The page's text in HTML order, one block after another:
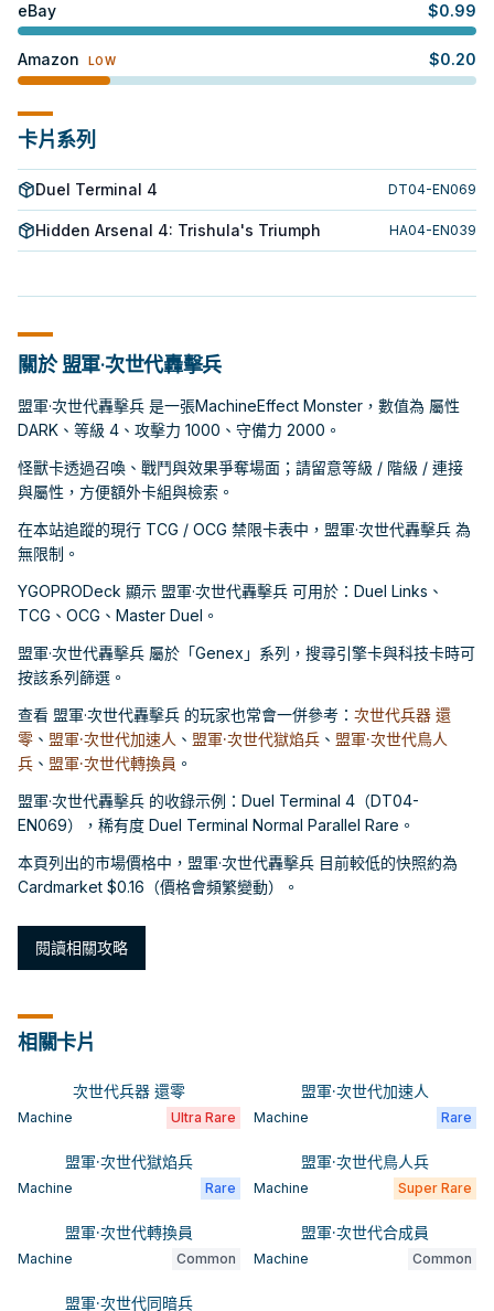
eBay $0.99
Amazon LOW $0.20
卡片系列
Duel Terminal 4 DT04-EN069
Hidden Arsenal 4: Trishula's Triumph HA04-EN039
關於 盟軍·次世代轟擊兵
盟軍·次世代轟擊兵 是一張MachineEffect Monster，數值為 屬性
DARK、等級 4、攻擊力 1000、守備力 2000。
怪獸卡透過召喚、戰鬥與效果爭奪場面；請留意等級 / 階級 / 連接
與屬性，方便額外卡組與檢索。
在本站追蹤的現行 TCG / OCG 禁限卡表中，盟軍·次世代轟擊兵 為
無限制。
YGOPRODeck 顯示 盟軍·次世代轟擊兵 可用於：Duel Links、
TCG、OCG、Master Duel。
盟軍·次世代轟擊兵 屬於「Genex」系列，搜尋引擎卡與科技卡時可
按該系列篩選。
查看 盟軍·次世代轟擊兵 的玩家也常會一併參考： 次世代兵器 還
零 、 盟軍·次世代加速人 、 盟軍·次世代獄焰兵 、 盟軍·次世代鳥人
兵 、 盟軍·次世代轉換員 。
盟軍·次世代轟擊兵 的收錄示例：Duel Terminal 4（DT04-
EN069），稀有度 Duel Terminal Normal Parallel Rare。
本頁列出的市場價格中，盟軍·次世代轟擊兵 目前較低的快照約為
Cardmarket $0.16（價格會頻繁變動）。
閱讀相關攻略
相關卡片
次世代兵器 還零
Machine Ultra Rare
盟軍·次世代加速人
Machine Rare
盟軍·次世代獄焰兵
Machine Rare
盟軍·次世代鳥人兵
Machine Super Rare
盟軍·次世代轉換員
Machine Common
盟軍·次世代合成員
Machine Common
盟軍·次世代同暗兵